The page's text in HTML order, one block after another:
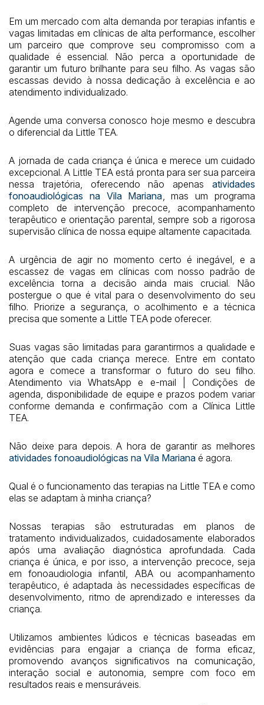
Em um mercado com alta demanda por terapias infantis e
vagas limitadas em clínicas de alta performance, escolher
um parceiro que comprove seu compromisso com a
qualidade é essencial. Não perca a oportunidade de
garantir um futuro brilhante para seu filho. As vagas são
escassas devido à nossa dedicação à excelência e ao
atendimento individualizado.
Agende uma conversa conosco hoje mesmo e descubra
o diferencial da Little TEA.
A jornada de cada criança é única e merece um cuidado
excepcional. A Little TEA está pronta para ser sua parceira
nessa trajetória, oferecendo não apenas atividades
fonoaudiológicas na Vila Mariana , mas um programa
completo de intervenção precoce, acompanhamento
terapêutico e orientação parental, sempre sob a rigorosa
supervisão clínica de nossa equipe altamente capacitada.
A urgência de agir no momento certo é inegável, e a
escassez de vagas em clínicas com nosso padrão de
excelência torna a decisão ainda mais crucial. Não
postergue o que é vital para o desenvolvimento do seu
filho. Priorize a segurança, o acolhimento e a técnica
precisa que somente a Little TEA pode oferecer.
Suas vagas são limitadas para garantirmos a qualidade e
atenção que cada criança merece. Entre em contato
agora e comece a transformar o futuro do seu filho.
Atendimento via WhatsApp e e-mail | Condições de
agenda, disponibilidade de equipe e prazos podem variar
conforme demanda e confirmação com a Clínica Little
TEA.
Não deixe para depois. A hora de garantir as melhores
atividades fonoaudiológicas na Vila Mariana é agora.
Qual é o funcionamento das terapias na Little TEA e como
elas se adaptam à minha criança?
Nossas terapias são estruturadas em planos de
tratamento individualizados, cuidadosamente elaborados
após uma avaliação diagnóstica aprofundada. Cada
criança é única, e por isso, a intervenção precoce, seja
em fonoaudiologia infantil, ABA ou acompanhamento
terapêutico, é adaptada às necessidades específicas de
desenvolvimento, ritmo de aprendizado e interesses da
criança.
Utilizamos ambientes lúdicos e técnicas baseadas em
evidências para engajar a criança de forma eficaz,
promovendo avanços significativos na comunicação,
interação social e autonomia, sempre com foco em
resultados reais e mensuráveis.